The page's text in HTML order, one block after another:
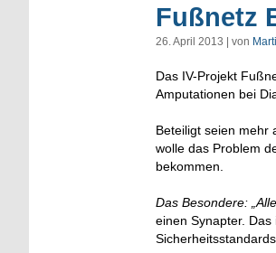
Fußnetz
26. April 2013 | von
Das IV-Projekt
Amputationen bei
Beteiligt seien mehr
wolle das Problem
bekommen.
Das Besondere:
einen Synapter.